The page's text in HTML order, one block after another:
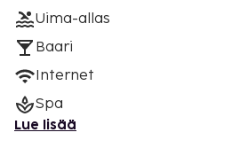
Uima-allas
Baari
Internet
Spa
Lue lisää